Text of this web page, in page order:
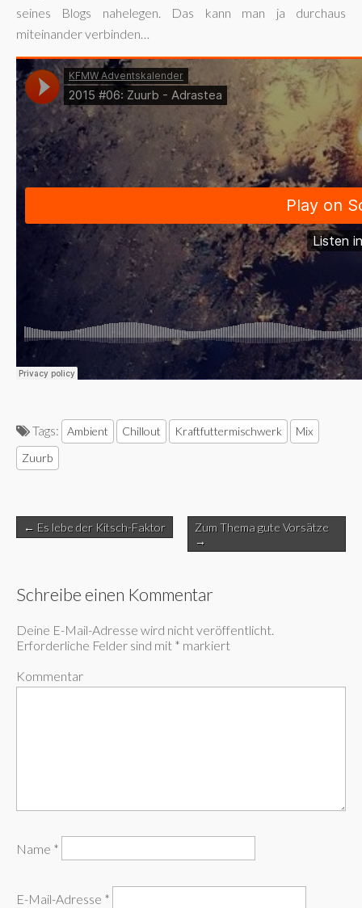
seines Blogs nahelegen. Das kann man ja durchaus
miteinander verbinden…
Tags: Ambient Chillout Kraftfuttermischwerk
Mix
Zuurb
Post
navigation
← Es lebe der Kitsch-Faktor
Zum Thema gute Vorsätze
→
Schreibe einen Kommentar
Deine E-Mail-Adresse wird nicht veröffentlicht.
Erforderliche Felder sind mit * markiert
Kommentar
Name *
E-Mail-Adresse *